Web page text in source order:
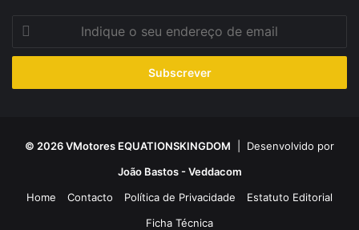
seu
de
© 2026 VMotores EQUATIONSKINGDOM | Desenvolvido por
João Bastos - Veddacom
Home
Contacto Política de Privacidade
Estatuto Editorial
Ficha Técnica